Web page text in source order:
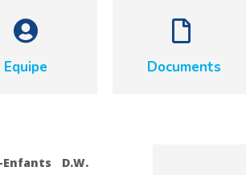
Equipe Documents
D.W.